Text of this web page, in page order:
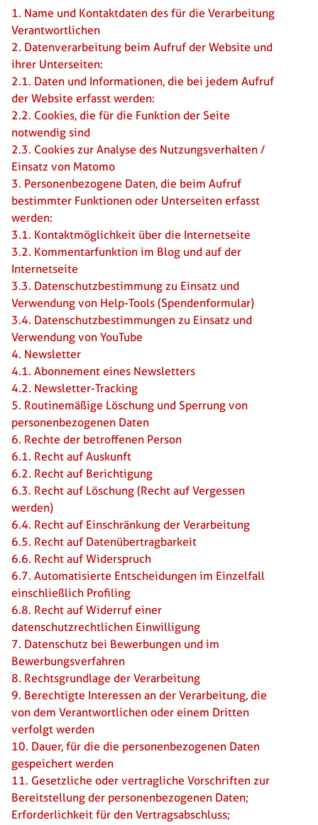
1. Name und Kontaktdaten des für die Verarbeitung
Verantwortlichen
2. Datenverarbeitung beim Aufruf der Website und
ihrer Unterseiten:
2.1. Daten und Informationen, die bei jedem Aufruf
der Website erfasst werden:
2.2. Cookies, die für die Funktion der Seite
notwendig sind
2.3. Cookies zur Analyse des Nutzungsverhalten /
Einsatz von Matomo
3. Personenbezogene Daten, die beim Aufruf
bestimmter Funktionen oder Unterseiten erfasst
werden:
3.1. Kontaktmöglichkeit über die Internetseite
3.2. Kommentarfunktion im Blog und auf der
Internetseite
3.3. Datenschutzbestimmung zu Einsatz und
Verwendung von Help-Tools (Spendenformular)
3.4. Datenschutzbestimmungen zu Einsatz und
Verwendung von YouTube
4. Newsletter
4.1. Abonnement eines Newsletters
4.2. Newsletter-Tracking
5. Routinemäßige Löschung und Sperrung von
personenbezogenen Daten
6. Rechte der betroffenen Person
6.1. Recht auf Auskunft
6.2. Recht auf Berichtigung
6.3. Recht auf Löschung (Recht auf Vergessen
werden)
6.4. Recht auf Einschränkung der Verarbeitung
6.5. Recht auf Datenübertragbarkeit
6.6. Recht auf Widerspruch
6.7. Automatisierte Entscheidungen im Einzelfall
einschließlich Profiling
6.8. Recht auf Widerruf einer
datenschutzrechtlichen Einwilligung
7. Datenschutz bei Bewerbungen und im
Bewerbungsverfahren
8. Rechtsgrundlage der Verarbeitung
9. Berechtigte Interessen an der Verarbeitung, die
von dem Verantwortlichen oder einem Dritten
verfolgt werden
10. Dauer, für die die personenbezogenen Daten
gespeichert werden
11. Gesetzliche oder vertragliche Vorschriften zur
Bereitstellung der personenbezogenen Daten;
Erforderlichkeit für den Vertragsabschluss;